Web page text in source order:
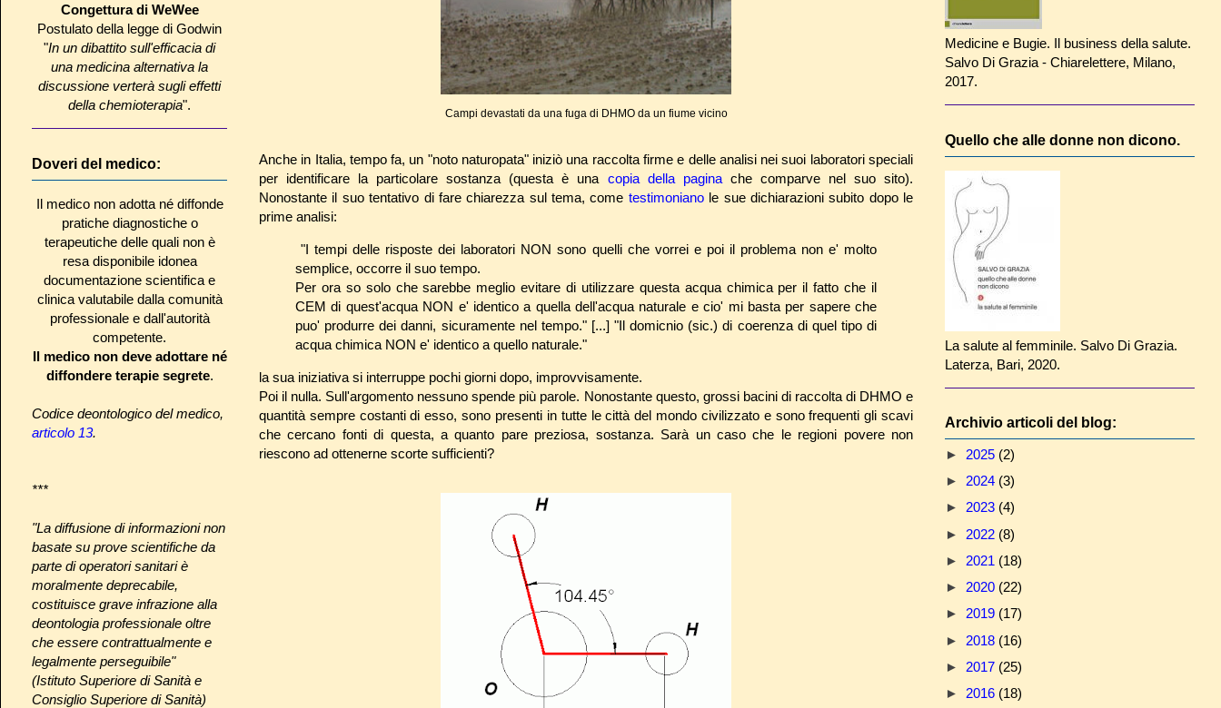
Campi devastati da una fuga di DHMO da un fiume vicino
Anche in Italia, tempo fa, un "noto naturopata" iniziò una raccolta firme e delle analisi nei suoi laboratori speciali
per identificare la particolare sostanza (questa è una copia della paginache comparve nel suo sito).
Nonostante il suo tentativo di fare chiarezza sul tema, come testimonianole sue dichiarazioni subito dopo le
prime analisi:
"I tempi delle risposte dei laboratori NON sono quelli che vorrei e poi il problema non e' molto
semplice, occorre il suo tempo.
Per ora so solo che sarebbe meglio evitare di utilizzare questa acqua chimica per il fatto che il
CEM di quest'acqua NON e' identico a quella dell'acqua naturale e cio' mi basta per sapere che
puo' produrre dei danni, sicuramente nel tempo." [...] "Il domicnio (sic.) di coerenza di quel tipo di
acqua chimica NON e' identico a quello naturale."
la sua iniziativa si interruppe pochi giorni dopo, improvvisamente.
Poi il nulla. Sull'argomento nessuno spende più parole. Nonostante questo, grossi bacini di raccolta di DHMO e
quantità sempre costanti di esso, sono presenti in tutte le città del mondo civilizzato e sono frequenti gli scavi
che cercano fonti di questa, a quanto pare preziosa, sostanza. Sarà un caso che le regioni povere non
riescono ad ottenerne scorte sufficienti?
Congettura di WeWee
Postulato della legge di Godwin
"In un dibattito sull'efficacia di
una medicina alternativa la
discussione verterà sugli effetti
della chemioterapia".
Doveri del medico:
Il medico non adotta né diffonde
pratiche diagnostiche o
terapeutiche delle quali non è
resa disponibile idonea
documentazione scientifica e
clinica valutabile dalla comunità
professionale e dall'autorità
competente.
Il medico non deve adottare né
diffondere terapie segrete.
Codice deontologico del medico,
articolo 13.
***
"La diffusione di informazioni non
basate su prove scientifiche da
parte di operatori sanitari è
moralmente deprecabile,
costituisce grave infrazione alla
deontologia professionale oltre
che essere contrattualmente e
legalmente perseguibile"
(Istituto Superiore di Sanità e
Consiglio Superiore di Sanità)
Medicine e Bugie. Il business della salute.
Salvo Di Grazia - Chiarelettere, Milano,
2017.
Quello che alle donne non dicono.
La salute al femminile. Salvo Di Grazia.
Laterza, Bari, 2020.
Archivio articoli del blog:
► 2025 (2)
► 2024 (3)
► 2023 (4)
► 2022 (8)
► 2021 (18)
► 2020 (22)
► 2019 (17)
► 2018 (16)
► 2017 (25)
► 2016 (18)